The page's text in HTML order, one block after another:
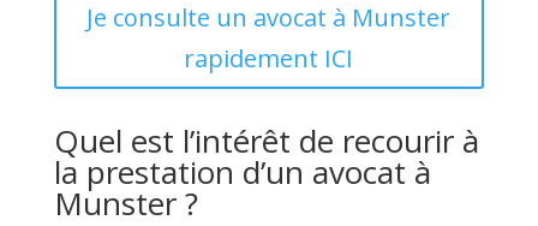
Je consulte un avocat à Munster
rapidement ICI
Quel est l’intérêt de recourir à
la prestation d’un avocat à
Munster ?